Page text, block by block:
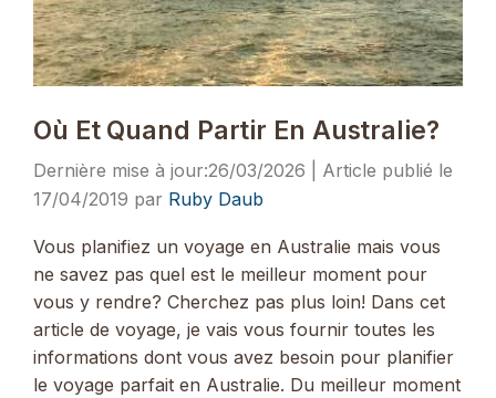
Où Et Quand Partir En Australie?
26/03/2026
17/04/2019 par Ruby Daub
Vous planifiez un voyage en Australie mais vous
ne savez pas quel est le meilleur moment pour
vous y rendre? Cherchez pas plus loin! Dans cet
article de voyage, je vais vous fournir toutes les
informations dont vous avez besoin pour planifier
le voyage parfait en Australie. Du meilleur moment